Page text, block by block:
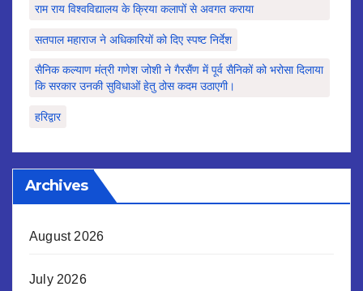
राम राय विश्वविद्यालय के क्रिया कलापों से अवगत कराया
सतपाल महाराज ने अधिकारियों को दिए स्पष्ट निर्देश
सैनिक कल्याण मंत्री गणेश जोशी ने गैरसैंण में पूर्व सैनिकों को भरोसा दिलाया
कि सरकार उनकी सुविधाओं हेतु ठोस कदम उठाएगी।
हरिद्वार
Archives
August 2026
July 2026